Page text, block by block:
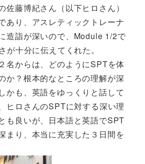
佐藤博紀さん（以下ヒロさん）
あり、アスレティックトレーナ
造詣が深いので、Module 1/2で
が十分に伝えてくれた。
名からは、どのようにSPTを体
か？根本的なところの理解が深
かも、英語をゆっくりと話して
ヒロさんのSPTに対する深い理
も良いが、日本語と英語でSPT
まり、本当に充実した３日間を